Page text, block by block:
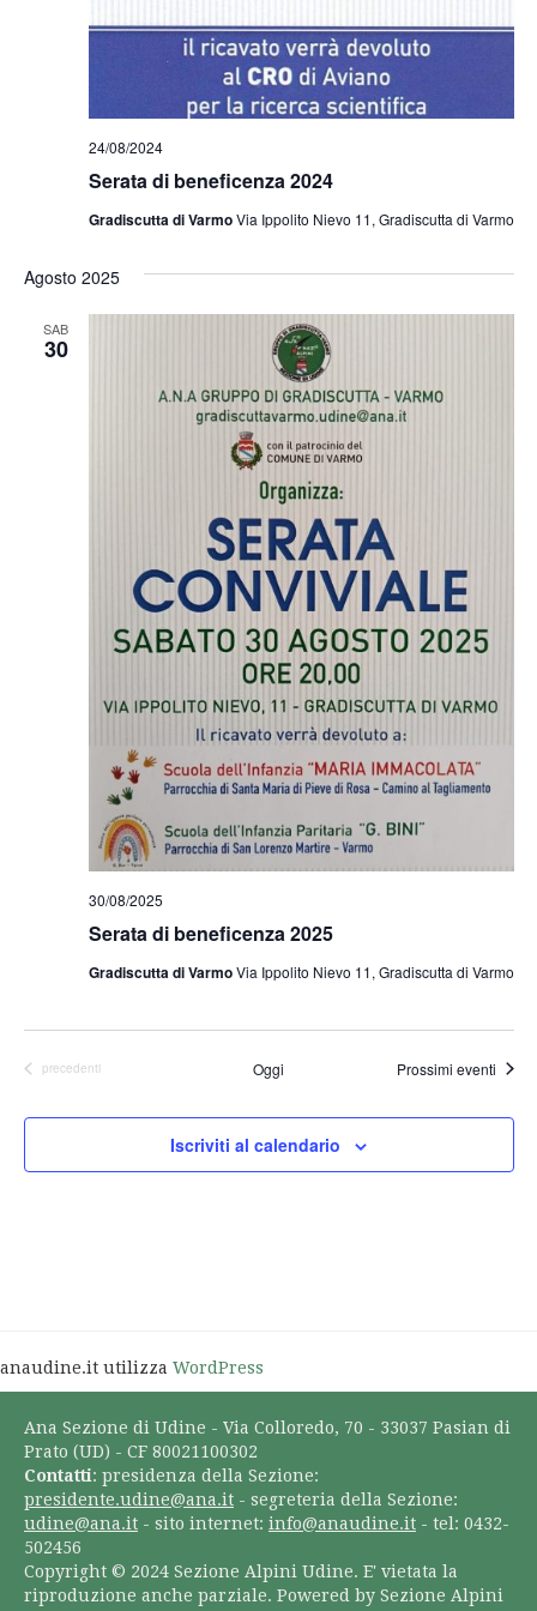
Serata di beneficenza 2024
24/08/2024
Gradiscutta di VarmoVia Ippolito Nievo 11, Gradiscutta di Varmo
Agosto 2025
SAB
30
Serata di beneficenza 2025
30/08/2025
Gradiscutta di VarmoVia Ippolito Nievo 11, Gradiscutta di Varmo
Eventi
precedenti Oggi Prossimi eventi
Iscriviti al calendario
anaudine.it utilizza WordPress
Ana Sezione di Udine - Via Colloredo, 70 - 33037 Pasian di
Prato (UD) - CF 80021100302
Contatti: presidenza della Sezione:
presidente.udine@ana.it - segreteria della Sezione:
udine@ana.it - sito internet: info@anaudine.it - tel: 0432-
502456
Copyright © 2024 Sezione Alpini Udine. E' vietata la
riproduzione anche parziale. Powered by Sezione Alpini